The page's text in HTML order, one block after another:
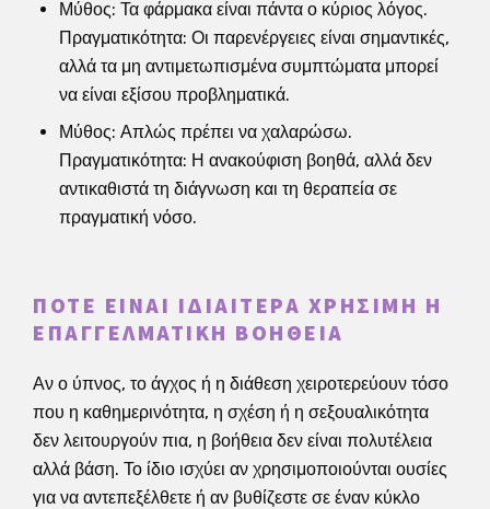
Μύθος: Τα φάρμακα είναι πάντα ο κύριος λόγος.
Πραγματικότητα: Οι παρενέργειες είναι σημαντικές,
αλλά τα μη αντιμετωπισμένα συμπτώματα μπορεί
να είναι εξίσου προβληματικά.
Μύθος: Απλώς πρέπει να χαλαρώσω.
Πραγματικότητα: Η ανακούφιση βοηθά, αλλά δεν
αντικαθιστά τη διάγνωση και τη θεραπεία σε
πραγματική νόσο.
ΠΌΤΕ ΕΊΝΑΙ ΙΔΙΑΊΤΕΡΑ ΧΡΉΣΙΜΗ Η
ΕΠΑΓΓΕΛΜΑΤΙΚΉ ΒΟΉΘΕΙΑ
Αν ο ύπνος, το άγχος ή η διάθεση χειροτερεύουν τόσο
που η καθημερινότητα, η σχέση ή η σεξουαλικότητα
δεν λειτουργούν πια, η βοήθεια δεν είναι πολυτέλεια
αλλά βάση. Το ίδιο ισχύει αν χρησιμοποιούνται ουσίες
για να αντεπεξέλθετε ή αν βυθίζεστε σε έναν κύκλο